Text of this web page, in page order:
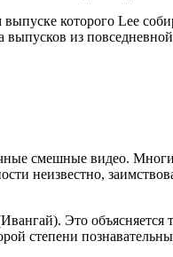
которого Lee
из
смешные видео.
неизвестно,
Это объясняется
степени